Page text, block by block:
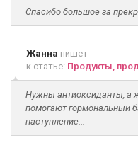
Спасибо большое за
Жанна пишет
к статье: Продукты,
Нужны антиоксиданты, а
помогают гормональный
наступление...